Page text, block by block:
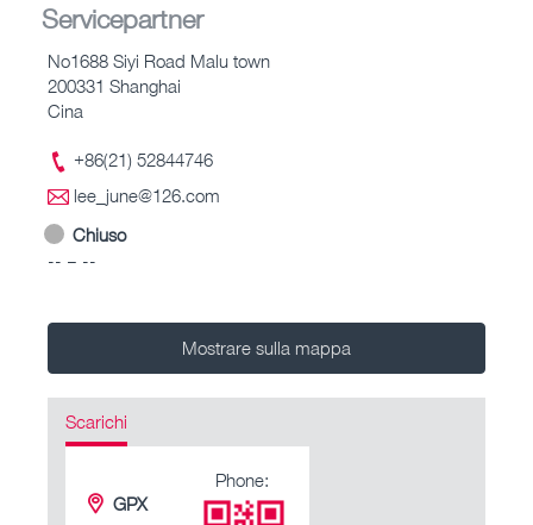
Servicepartner
No1688 Siyi Road Malu town
200331 Shanghai
Cina
+86(21) 52844746
lee_june@126.com
Chiuso
-- – --
Mostrare sulla mappa
Scarichi
GPX
Phone: